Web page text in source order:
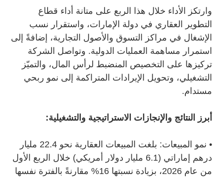
وارتكز الأداء خلال هذا الربع على متانة أداء قطاع
التطوير العقاري في دولة الإمارات، واستقرار نسب
الإشغال في مراكز التسوق والأصول التجارية، إضافةً إلى
استمرار مساهمة العمليات الدولية. وتواصل الشركة
تركيزها على التخصيص المنضبط لرأس المال، والتميّز
التشغيلي، وتحويل الإيرادات المتراكمة إلى نمو ربحي
مستدام.
أبرز النتائج والإنجازات الاستراتيجية والتشغيلية:
•
نمو المبيعات: بلغت المبيعات العقارية نحو 22.4 مليار
درهم إماراتي (6.1 مليار دولار أمريكي) خلال الربع الأول
من عام 2026، بزيادة نسبتها 16% مقارنةً بالفترة نفسها